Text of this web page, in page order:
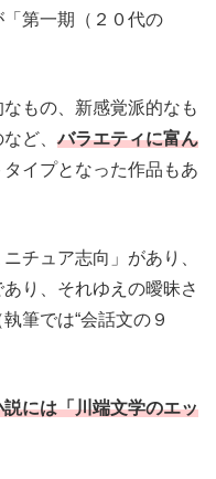
第一期（２０代の
もの、新感覚派的なも
など、バラエティに富ん
タイプとなった作品もあ
チュア志向」があり、
り、それゆえの曖昧さ
筆では“会話文の９
には「川端文学のエッ